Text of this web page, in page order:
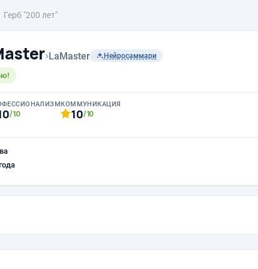
Герб "200 лет"
›LaMaster Нейросаммари
/10
КОММУНИКАЦИЯ
10/10